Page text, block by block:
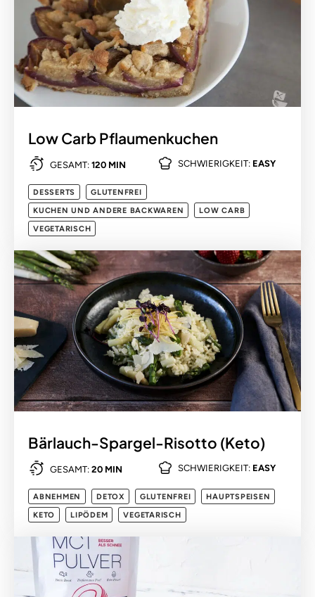
Low Carb Pflaumenkuchen
GESAMT: 120 MIN SCHWIERIGKEIT: EASY
DESSERTS
GLUTENFREI
KUCHEN UND ANDERE BACKWAREN
LOW CARB
VEGETARISCH
Bärlauch-Spargel-Risotto (Keto)
GESAMT: 20 MIN SCHWIERIGKEIT: EASY
ABNEHMEN DETOX GLUTENFREI
HAUPTSPEISEN
KETO
LIPÖDEM VEGETARISCH